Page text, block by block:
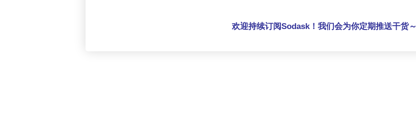
欢迎持续订阅Sodask！我们会为你定期推送干货～